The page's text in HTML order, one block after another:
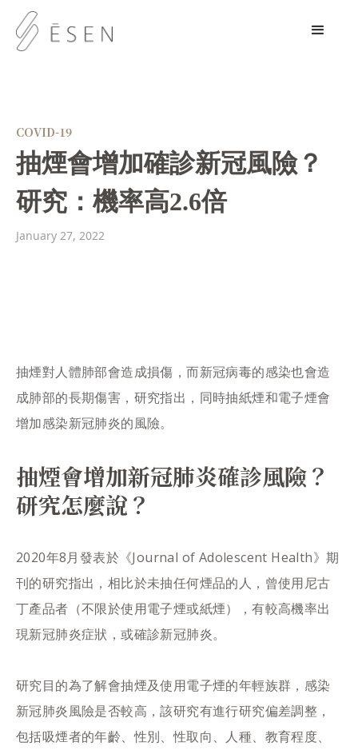
COVID-19
抽煙會增加確診新冠風險？
研究：機率高2.6倍
January 27, 2022
抽煙對人體肺部會造成損傷，而新冠病毒的感染也會造
成肺部的長期傷害，研究指出，同時抽紙煙和電子煙會
增加感染新冠肺炎的風險。
抽煙會增加新冠肺炎確診風險？
研究怎麼說？
2020年8月發表於《Journal of Adolescent Health》期
刊的研究指出，相比於未抽任何煙品的人，曾使用尼古
丁產品者（不限於使用電子煙或紙煙），有較高機率出
現新冠肺炎症狀，或確診新冠肺炎。
研究目的為了解會抽煙及使用電子煙的年輕族群，感染
新冠肺炎風險是否較高，該研究有進行研究偏差調整，
包括吸煙者的年齡、性別、性取向、人種、教育程度、